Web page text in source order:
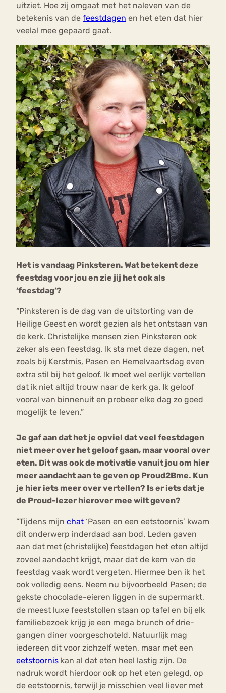
uitziet. Hoe zij omgaat met het naleven van de
betekenis van de feestdagen en het eten dat hier
veelal mee gepaard gaat.
Het is vandaag Pinksteren. Wat betekent deze
feestdag voor jou en zie jij het ook als
‘feestdag’?
“Pinksteren is de dag van de uitstorting van de
Heilige Geest en wordt gezien als het ontstaan van
de kerk. Christelijke mensen zien Pinksteren ook
zeker als een feestdag. Ik sta met deze dagen, net
zoals bij Kerstmis, Pasen en Hemelvaartsdag even
extra stil bij het geloof. Ik moet wel eerlijk vertellen
dat ik niet altijd trouw naar de kerk ga. Ik geloof
vooral van binnenuit en probeer elke dag zo goed
mogelijk te leven.”
Je gaf aan dat het je opviel dat veel feestdagen
niet meer over het geloof gaan, maar vooral over
eten. Dit was ook de motivatie vanuit jou om hier
meer aandacht aan te geven op Proud2Bme. Kun
je hier iets meer over vertellen? Is er iets dat je
de Proud-lezer hierover mee wilt geven?
“Tijdens mijn chat ‘Pasen en een eetstoornis’ kwam
dit onderwerp inderdaad aan bod. Leden gaven
aan dat met (christelijke) feestdagen het eten altijd
zoveel aandacht krijgt, maar dat de kern van de
feestdag vaak wordt vergeten. Hiermee ben ik het
ook volledig eens. Neem nu bijvoorbeeld Pasen; de
gekste chocolade-eieren liggen in de supermarkt,
de meest luxe feeststollen staan op tafel en bij elk
familiebezoek krijg je een mega brunch of drie-
gangen diner voorgeschoteld. Natuurlijk mag
iedereen dit voor zichzelf weten, maar met een
eetstoornis kan al dat eten heel lastig zijn. De
nadruk wordt hierdoor ook op het eten gelegd, op
de eetstoornis, terwijl je misschien veel liever met